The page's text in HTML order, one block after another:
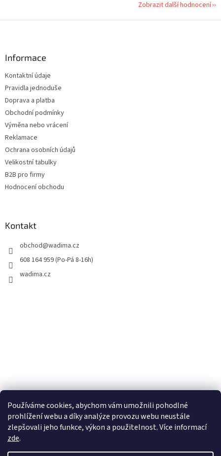
Používáme cookies, abychom vám umožnili pohodlné
prohlížení webu a díky analýze provozu webu neustále
zlepšovali jeho funkce, výkon a použitelnost. Více informací
zde.
Zobrazit další hodnocení
Informace
Kontaktní údaje
Pravidla jednoduše
Doprava a platba
Obchodní podmínky
Výměna nebo vrácení
Reklamace
Ochrana osobních údajů
Velikostní tabulky
B2B pro firmy
Hodnocení obchodu
Kontakt
obchod@wadima.cz
608 164 959 (Po-Pá 8-16h)
wadima.cz